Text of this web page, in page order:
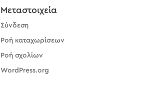
Μεταστοιχεία
Σύνδεση
Ροή καταχωρίσεων
Ροή σχολίων
WordPress.org